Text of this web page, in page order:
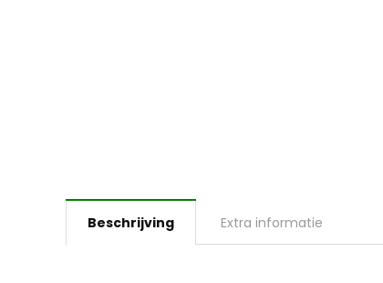
Beschrijving Extra informatie